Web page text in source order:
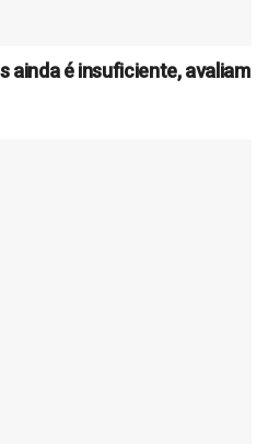
ainda é insuficiente, avaliam